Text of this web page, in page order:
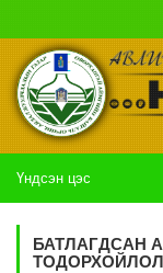
Үндсэн цэс
БАТЛАГДСАН